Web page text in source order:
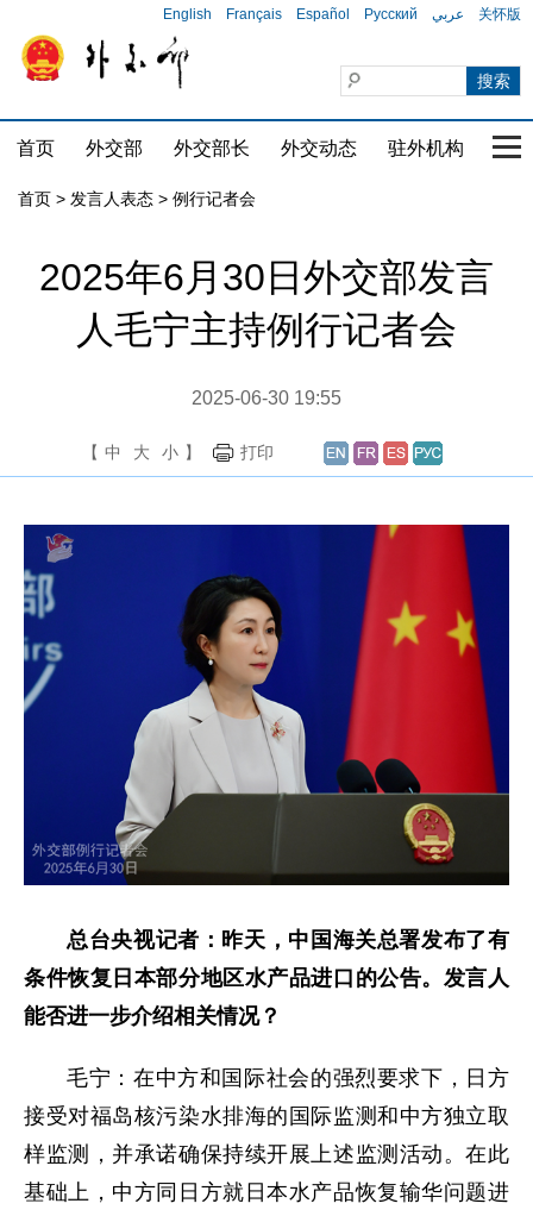
English Français Español Русский عربي 关怀版
首页 外交部 外交部长 外交动态 驻外机构 国
首页 > 发言人表态 > 例行记者会
2025年6月30日外交部发言
人毛宁主持例行记者会
2025-06-30 19:55
【 中 大 小 】 打印
总台央视记者：昨天，中国海关总署发布了有
条件恢复日本部分地区水产品进口的公告。发言人
能否进一步介绍相关情况？
毛宁：在中方和国际社会的强烈要求下，日方
接受对福岛核污染水排海的国际监测和中方独立取
样监测，并承诺确保持续开展上述监测活动。在此
基础上，中方同日方就日本水产品恢复输华问题进